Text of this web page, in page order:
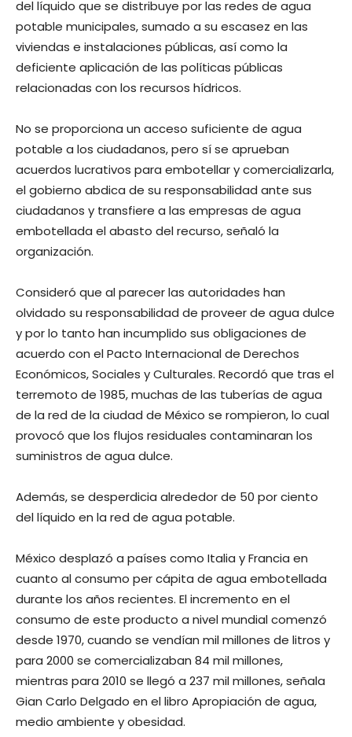
del líquido que se distribuye por las redes de agua
potable municipales, sumado a su escasez en las
viviendas e instalaciones públicas, así como la
deficiente aplicación de las políticas públicas
relacionadas con los recursos hídricos.
No se proporciona un acceso suficiente de agua
potable a los ciudadanos, pero sí se aprueban
acuerdos lucrativos para embotellar y comercializarla,
el gobierno abdica de su responsabilidad ante sus
ciudadanos y transfiere a las empresas de agua
embotellada el abasto del recurso, señaló la
organización.
Consideró que al parecer las autoridades han
olvidado su responsabilidad de proveer de agua dulce
y por lo tanto han incumplido sus obligaciones de
acuerdo con el Pacto Internacional de Derechos
Económicos, Sociales y Culturales. Recordó que tras el
terremoto de 1985, muchas de las tuberías de agua
de la red de la ciudad de México se rompieron, lo cual
provocó que los flujos residuales contaminaran los
suministros de agua dulce.
Además, se desperdicia alrededor de 50 por ciento
del líquido en la red de agua potable.
México desplazó a países como Italia y Francia en
cuanto al consumo per cápita de agua embotellada
durante los años recientes. El incremento en el
consumo de este producto a nivel mundial comenzó
desde 1970, cuando se vendían mil millones de litros y
para 2000 se comercializaban 84 mil millones,
mientras para 2010 se llegó a 237 mil millones, señala
Gian Carlo Delgado en el libro Apropiación de agua,
medio ambiente y obesidad.